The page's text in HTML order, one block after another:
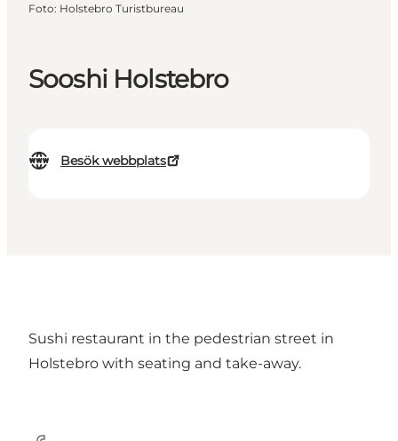
Sooshi Holstebro
Besök webbplats
Foto: Holstebro Turistbureau
Sushi restaurant in the pedestrian street in
Holstebro with seating and take-away.